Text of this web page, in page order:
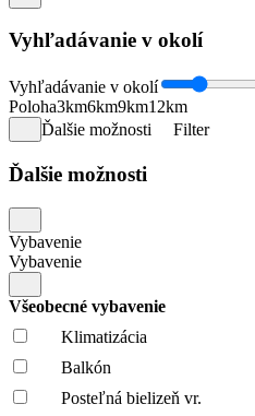
Vyhľadávanie v okolí
Vyhľadávanie v okolí
Poloha3km6km9km12km
Ďalšie možnosti
Filter
Ďalšie možnosti
Vybavenie
Vybavenie
Všeobecné vybavenie
Klimatizácia
Balkón
Posteľná bielizeň vr.